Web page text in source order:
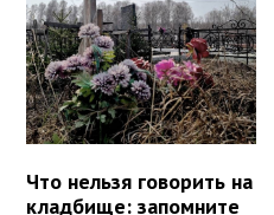
Что нельзя говорить на
кладбище: запомните